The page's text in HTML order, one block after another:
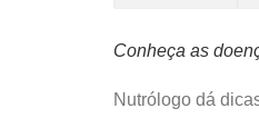
Conheça as
Nutrólogo dá